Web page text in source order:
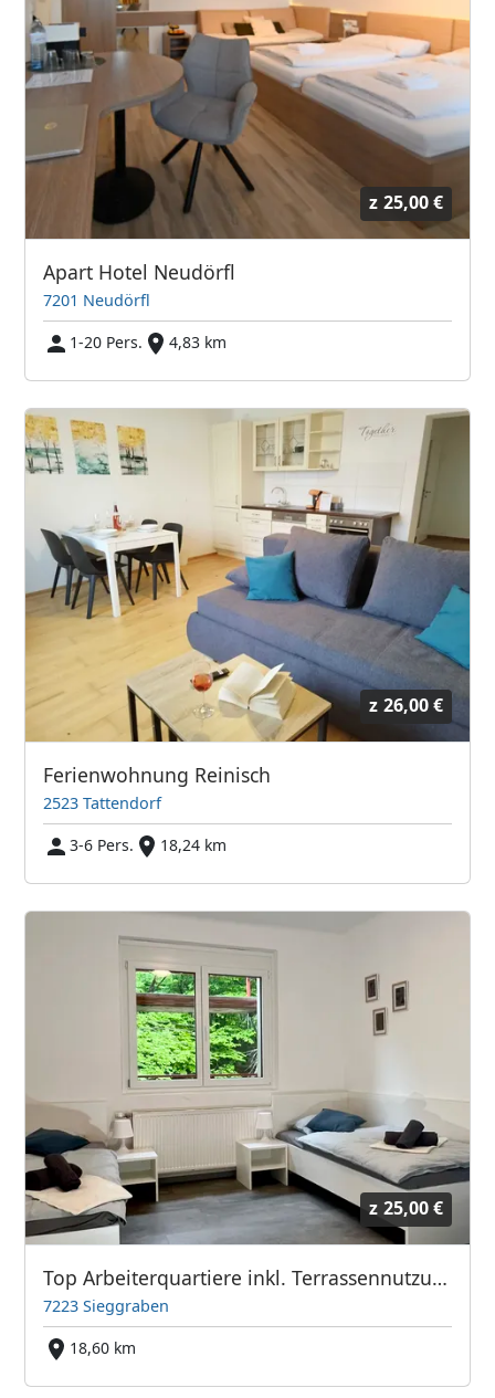
z 25,00 €
Apart Hotel Neudörfl
7201 Neudörfl
1-20 Pers.
4,83 km
z 26,00 €
Ferienwohnung Reinisch
2523 Tattendorf
3-6 Pers.
18,24 km
z 25,00 €
Top Arbeiterquartiere inkl. Terrassennutzung (28 Betten)
7223 Sieggraben
18,60 km